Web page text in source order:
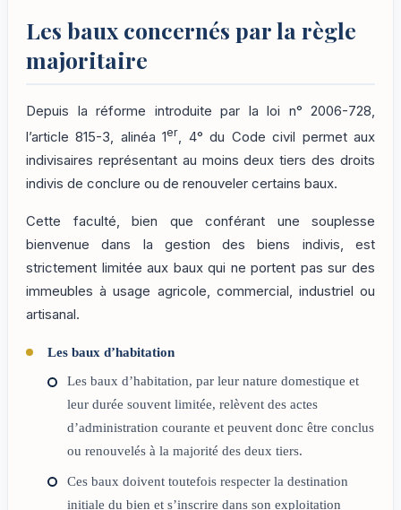
Les baux concernés par la règle
majoritaire
Depuis la réforme introduite par la loi n° 2006-728,
l’article 815-3, alinéa 1er, 4° du Code civil permet aux
indivisaires représentant au moins deux tiers des droits
indivis de conclure ou de renouveler certains baux.
Cette faculté, bien que conférant une souplesse
bienvenue dans la gestion des biens indivis, est
strictement limitée aux baux qui ne portent pas sur des
immeubles à usage agricole, commercial, industriel ou
artisanal.
Les baux d’habitation
Les baux d’habitation, par leur nature domestique et
leur durée souvent limitée, relèvent des actes
d’administration courante et peuvent donc être conclus
ou renouvelés à la majorité des deux tiers.
Ces baux doivent toutefois respecter la destination
initiale du bien et s’inscrire dans son exploitation